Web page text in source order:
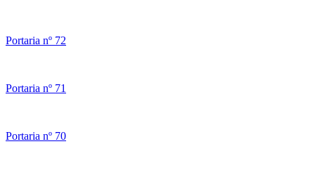
Portaria nº 72
Portaria nº 71
Portaria nº 70